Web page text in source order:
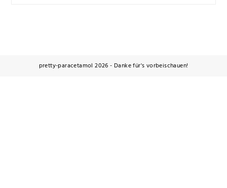
pretty-paracetamol 2026 - Danke für's vorbeischauen!